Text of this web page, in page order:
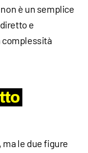
è un semplice
e
complessità
ma le due figure